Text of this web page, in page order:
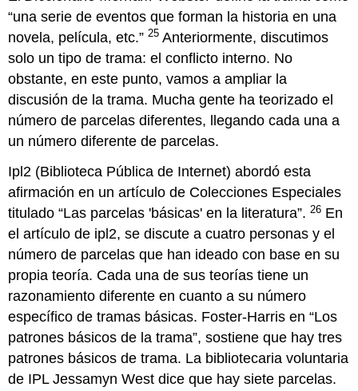
“una serie de eventos que forman la historia en una
novela, película, etc.”25 Anteriormente, discutimos
solo un tipo de trama: el conflicto interno. No
obstante, en este punto, vamos a ampliar la
discusión de la trama. Mucha gente ha teorizado el
número de parcelas diferentes, llegando cada una a
un número diferente de parcelas.
Ipl2 (Biblioteca Pública de Internet) abordó esta
afirmación en un artículo de Colecciones Especiales
titulado “Las parcelas 'básicas' en la literatura”.26 En
el artículo de ipl2, se discute a cuatro personas y el
número de parcelas que han ideado con base en su
propia teoría. Cada una de sus teorías tiene un
razonamiento diferente en cuanto a su número
específico de tramas básicas. Foster-Harris en “Los
patrones básicos de la trama”, sostiene que hay tres
patrones básicos de trama. La bibliotecaria voluntaria
de IPL Jessamyn West dice que hay siete parcelas.